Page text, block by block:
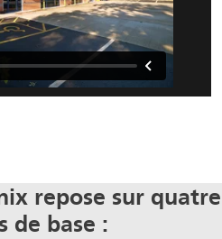
repose sur quatre
de base :